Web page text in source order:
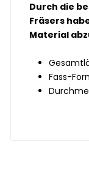
Durch die
Fräsers
Material
Fass-